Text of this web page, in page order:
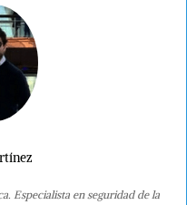
Especialista en seguridad de la